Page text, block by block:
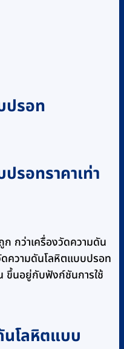
ปรอท
รอทราคาเท่า
กว่าเครื่องวัดความดัน
ความดันโลหิตแบบปรอท
ขึ้นอยู่กับฟังก์ชันการใช้
นโลหิตแบบ